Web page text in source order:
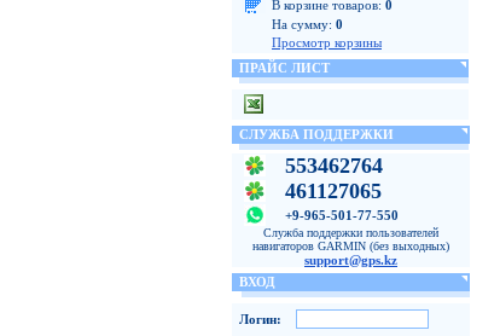
В корзине товаров: 0
На сумму: 0
Просмотр корзины
ПРАЙС ЛИСТ
СЛУЖБА ПОДДЕРЖКИ
553462764
461127065
+9-965-501-77-550
Служба поддержки пользователей
навигаторов GARMIN (без выходных)
support@gps.kz
ВХОД
Логин: